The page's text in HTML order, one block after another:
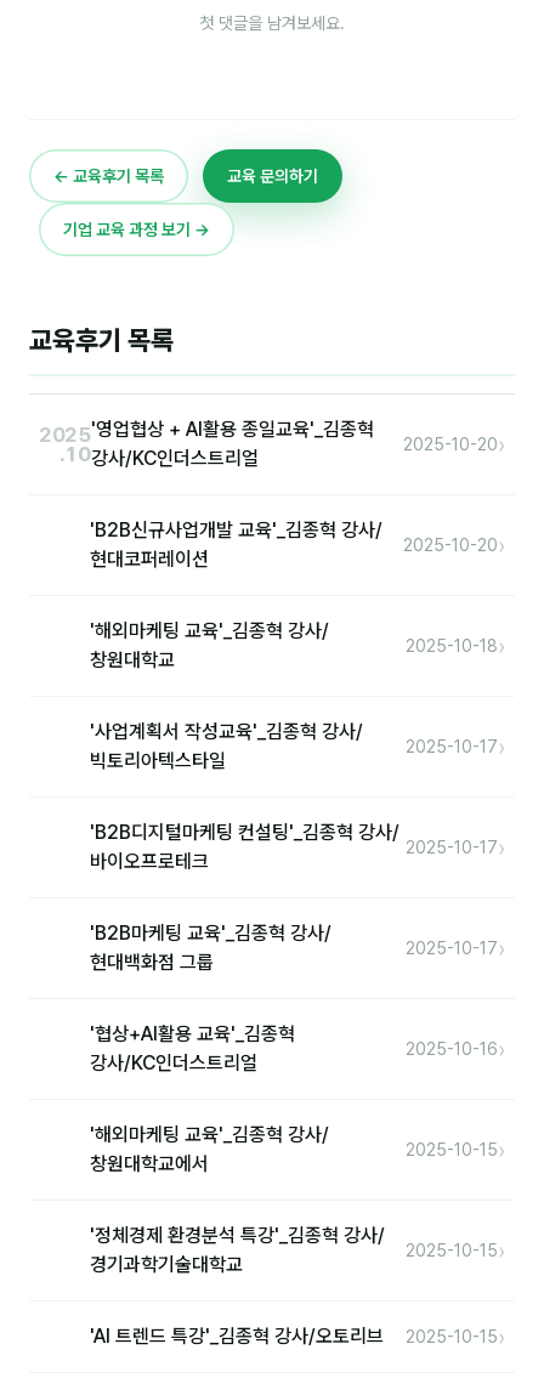
첫 댓글을 남겨보세요.
← 교육후기 목록 교육 문의하기
기업 교육 과정 보기 →
교육후기 목록
2025
.10
'영업협상 + AI활용 종일교육'_김종혁
강사/KC인더스트리얼
2025-10-20›
'B2B신규사업개발 교육'_김종혁 강사/
현대코퍼레이션
2025-10-20›
'해외마케팅 교육'_김종혁 강사/
창원대학교
2025-10-18›
'사업계획서 작성교육'_김종혁 강사/
빅토리아텍스타일
2025-10-17›
'B2B디지털마케팅 컨설팅'_김종혁 강사/
바이오프로테크
2025-10-17›
'B2B마케팅 교육'_김종혁 강사/
현대백화점 그룹
2025-10-17›
'협상+AI활용 교육'_김종혁
강사/KC인더스트리얼
2025-10-16›
'해외마케팅 교육'_김종혁 강사/
창원대학교에서
2025-10-15›
'정체경제 환경분석 특강'_김종혁 강사/
경기과학기술대학교
2025-10-15›
'AI 트렌드 특강'_김종혁 강사/오토리브 2025-10-15›